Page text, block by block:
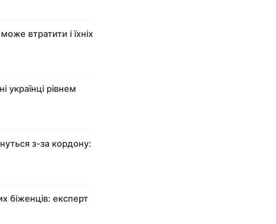
втратити і їхніх
українці рівнем
з-за кордону:
біженців: експерт